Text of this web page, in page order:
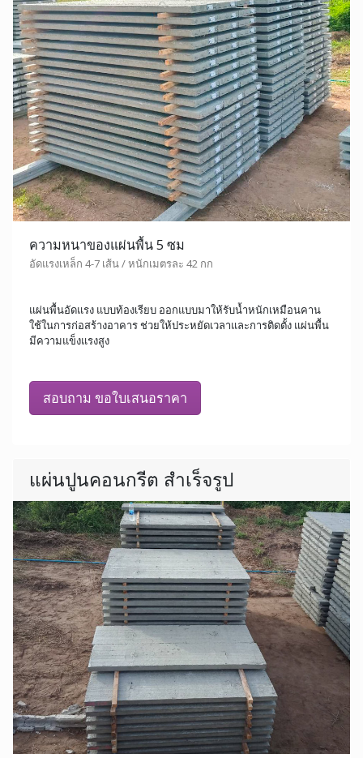
ความหนาของแผ่นพื้น 5 ซม
อัดแรงเหล็ก 4-7 เส้น / หนักเมตรละ 42 กก
แผ่นพื้นอัดแรง แบบท้องเรียบ ออกแบบมาให้รับน้ำหนักเหมือนคาน
ใช้ในการก่อสร้างอาคาร ช่วยให้ประหยัดเวลาและการติดตั้ง แผ่นพื้น
มีความแข็งแรงสูง
สอบถาม ขอใบเสนอราคา
แผ่นปูนคอนกรีต สำเร็จรูป